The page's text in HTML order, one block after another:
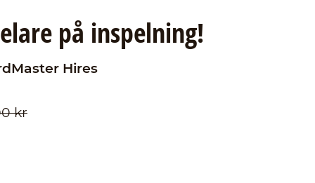
på inspelning!
Hires
kr